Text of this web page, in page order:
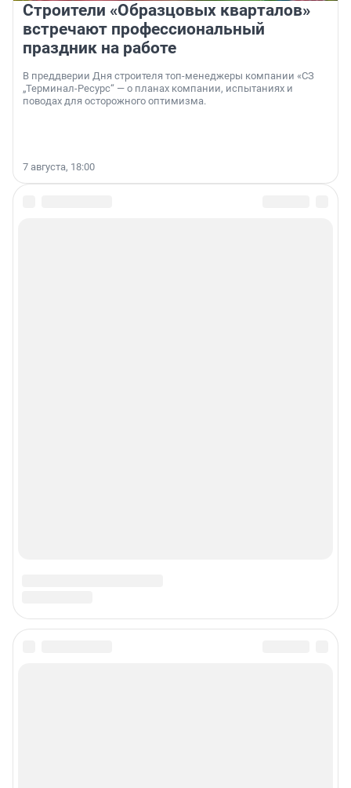
Строители «Образцовых кварталов»
встречают профессиональный
праздник на работе
В преддверии Дня строителя топ-менеджеры компании «СЗ
„Терминал-Ресурс“ — о планах компании, испытаниях и
поводах для осторожного оптимизма.
7 августа, 18:00